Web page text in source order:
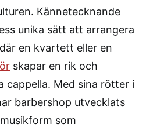
Kännetecknande
unika sätt att arrangera
en kvartett eller en
skapar en rik och
cappella. Med sina rötter i
barbershop utvecklats
som